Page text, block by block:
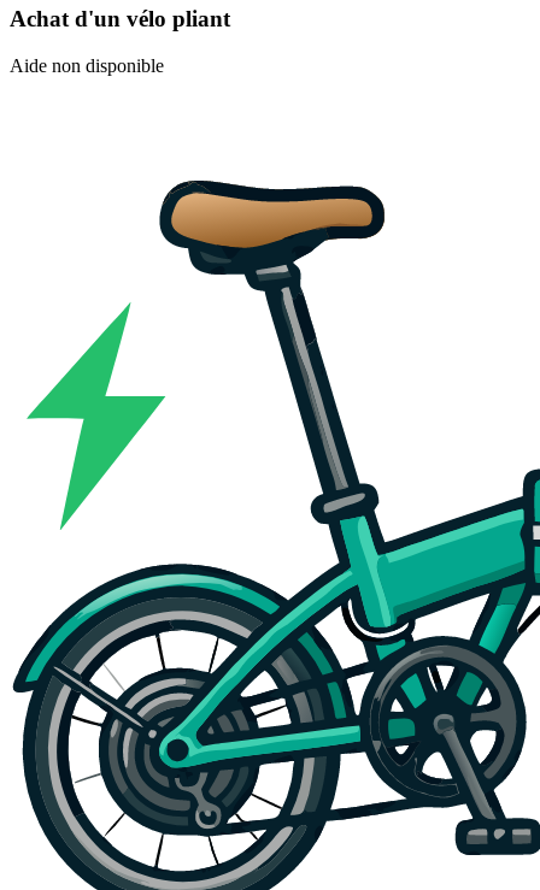
Achat d'un vélo pliant
Aide non disponible